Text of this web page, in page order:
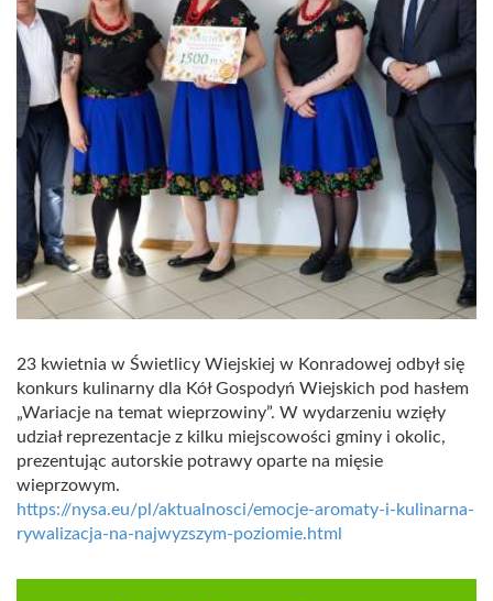
23 kwietnia w Świetlicy Wiejskiej w Konradowej odbył się
konkurs kulinarny dla Kół Gospodyń Wiejskich pod hasłem
„Wariacje na temat wieprzowiny”. W wydarzeniu wzięły
udział reprezentacje z kilku miejscowości gminy i okolic,
prezentując autorskie potrawy oparte na mięsie
wieprzowym.
https://nysa.eu/pl/aktualnosci/emocje-aromaty-i-kulinarna-
rywalizacja-na-najwyzszym-poziomie.html